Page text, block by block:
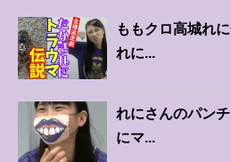
ももクロ高城れ
れに...
れにさんのパン
にマ...